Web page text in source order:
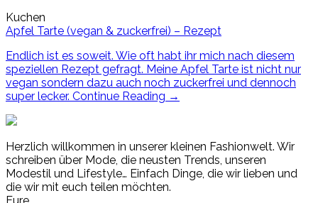
Kuchen
Apfel Tarte (vegan & zuckerfrei) – Rezept
Endlich ist es soweit. Wie oft habt ihr mich nach diesem
speziellen Rezept gefragt. Meine Apfel Tarte ist nicht nur
vegan sondern dazu auch noch zuckerfrei und dennoch
super lecker. Continue Reading →
Herzlich willkommen in unserer kleinen Fashionwelt. Wir
schreiben über Mode, die neusten Trends, unseren
Modestil und Lifestyle… Einfach Dinge, die wir lieben und
die wir mit euch teilen möchten.